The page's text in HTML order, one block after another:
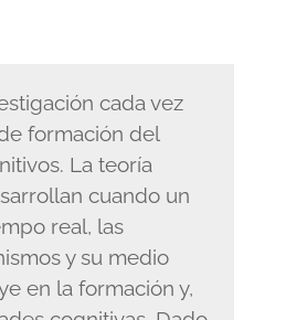
cada vez
formación del
La teoría
cuando un
real, las
y su medio
en la formación y,